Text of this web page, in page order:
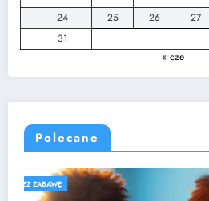
24
25 26 27
31
« cze
Polecane